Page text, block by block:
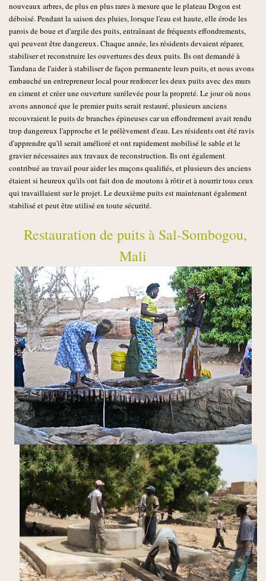
nouveaux arbres, de plus en plus rares à mesure que le plateau Dogon est
déboisé. Pendant la saison des pluies, lorsque l'eau est haute, elle érode les
parois de boue et d'argile des puits, entraînant de fréquents effondrements,
qui peuvent être dangereux. Chaque année, les résidents devaient réparer,
stabiliser et reconstruire les ouvertures des deux puits. Ils ont demandé à
Tandana de l'aider à stabiliser de façon permanente leurs puits, et nous avons
embauché un entrepreneur local pour renforcer les deux puits avec des murs
en ciment et créer une ouverture surélevée pour la propreté. Le jour où nous
avons annoncé que le premier puits serait restauré, plusieurs anciens
recouvraient le puits de branches épineuses car un effondrement avait rendu
trop dangereux l'approche et le prélèvement d'eau. Les résidents ont été ravis
d'apprendre qu'il serait amélioré et ont rapidement mobilisé le sable et le
gravier nécessaires aux travaux de reconstruction. Ils ont également
contribué au travail pour aider les maçons qualifiés, et plusieurs des anciens
étaient si heureux qu'ils ont fait don de moutons à rôtir et à nourrir tous ceux
qui travaillaient sur le projet. Le deuxième puits est maintenant également
stabilisé et peut être utilisé en toute sécurité.
Restauration de puits à Sal-Sombogou,
Mali